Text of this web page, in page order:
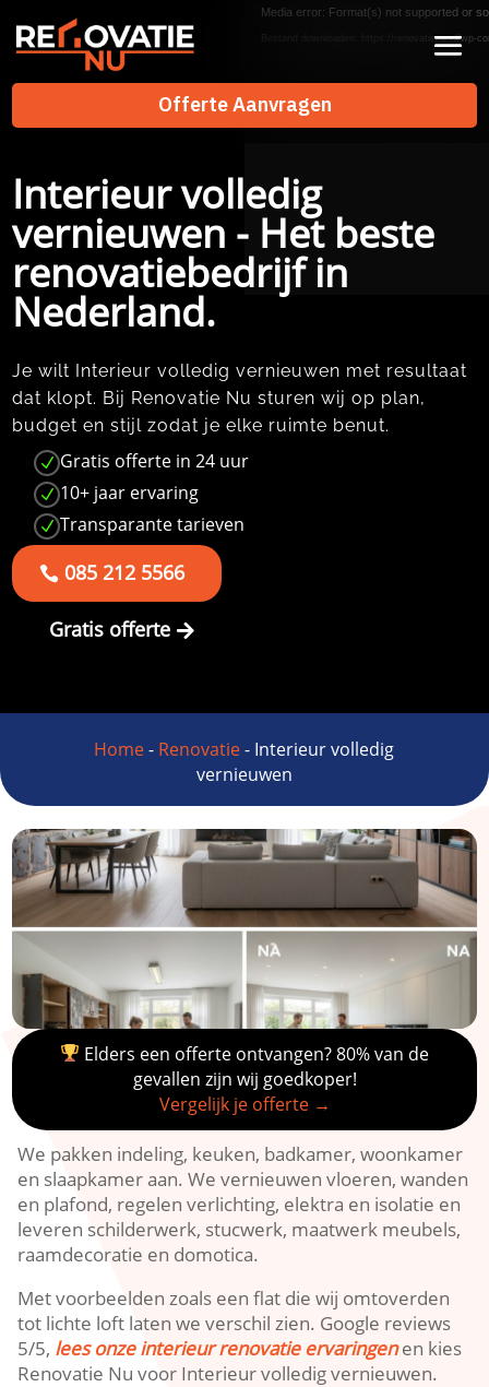
Offerte Aanvragen
Offerte Aanvragen
Media error: Format(s) not supported or
Bestand downloaden: https://renovatienu.nl/wp-
Interieur volledig
vernieuwen - Het beste
renovatiebedrijf in
Nederland.
Je wilt Interieur volledig vernieuwen met resultaat
dat klopt.​ Bij Renovatie Nu sturen wij op plan,
budget en stijl zodat je elke ruimte benut.​
N Gratis offerte in 24 uur
N 10+ jaar ervaring
N Transparante tarieven
085 212 5566
Gratis offerte
Home- Renovatie- Interieur volledig
vernieuwen
Elders een offerte ontvangen? 80% van de
gevallen zijn wij goedkoper!
Vergelijk je offerte →
We pakken indeling, keuken, badkamer, woonkamer
en slaapkamer aan.​ We vernieuwen vloeren, wanden
en plafond, regelen verlichting, elektra en isolatie en
leveren schilderwerk, stucwerk, maatwerk meubels,
raamdecoratie en domotica.​
Met voorbeelden zoals een flat die wij omtoverden
tot lichte loft laten we verschil zien.​ Google reviews
5/5, lees onze interieur renovatie ervaringenen kies
Renovatie Nu voor Interieur volledig vernieuwen.​